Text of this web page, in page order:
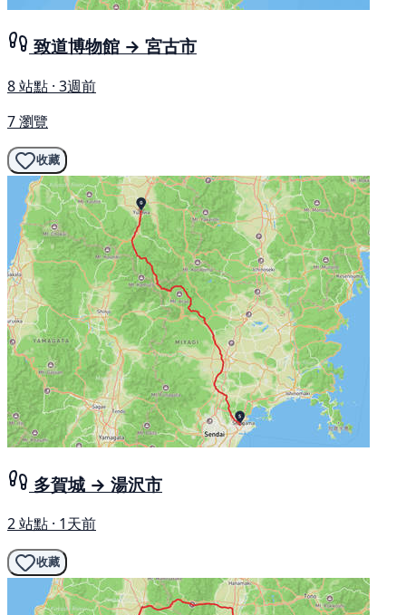
致道博物館 → 宮古市
8 站點 · 3週前
7 瀏覽
收藏
多賀城 → 湯沢市
2 站點 · 1天前
收藏